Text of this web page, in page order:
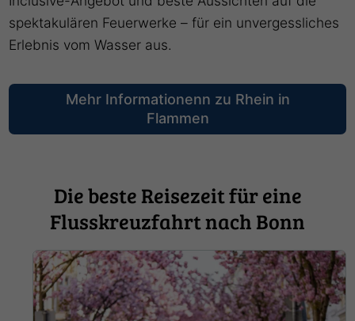
spektakulären Feuerwerke – für ein unvergessliches
Erlebnis vom Wasser aus.
Mehr Informationenn zu Rhein in
Flammen
Die beste Reisezeit für eine
Flusskreuzfahrt nach Bonn